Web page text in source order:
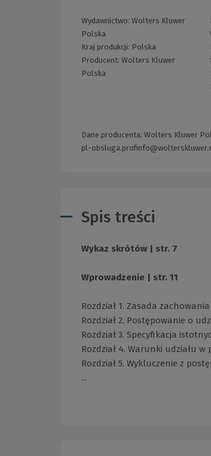
Wydawnictwo: Wolters Kluwer
Polska
Kraj produkcji: Polska
Producent: Wolters Kluwer
Polska
Dane producenta: Wolters Kluwer
pl-
Spis treści
Wykaz skrótów | str. 7
Wprowadzenie | str. 11
Rozdział 1. Zasada
Rozdział 2. Postępowanie o
Rozdział 3. Specyfikacja
Rozdział 4. Warunki udziału
Rozdział 5. Wykluczenie z
...